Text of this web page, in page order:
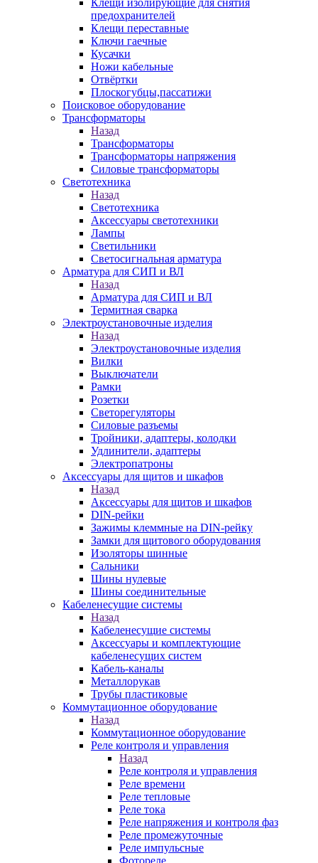
Клещи изолирующие для снятия
предохранителей
Клещи переставные
Ключи гаечные
Кусачки
Ножи кабельные
Отвёртки
Плоскогубцы,пассатижи
Поисковое оборудование
Трансформаторы
Назад
Трансформаторы
Трансформаторы напряжения
Силовые трансформаторы
Светотехника
Назад
Светотехника
Аксессуары светотехники
Лампы
Светильники
Светосигнальная арматура
Арматура для СИП и ВЛ
Назад
Арматура для СИП и ВЛ
Термитная сварка
Электроустановочные изделия
Назад
Электроустановочные изделия
Вилки
Выключатели
Рамки
Розетки
Светорегуляторы
Силовые разъемы
Тройники, адаптеры, колодки
Удлинители, адаптеры
Электропатроны
Аксессуары для щитов и шкафов
Назад
Аксессуары для щитов и шкафов
DIN-рейки
Зажимы клеммные на DIN-рейку
Замки для щитового оборудования
Изоляторы шинные
Сальники
Шины нулевые
Шины соединительные
Кабеленесущие системы
Назад
Кабеленесущие системы
Аксессуары и комплектующие
кабеленесущих систем
Кабель-каналы
Металлорукав
Трубы пластиковые
Коммутационное оборудование
Назад
Коммутационное оборудование
Реле контроля и управления
Назад
Реле контроля и управления
Реле времени
Реле тепловые
Реле тока
Реле напряжения и контроля фаз
Реле промежуточные
Реле импульсные
Фотореле